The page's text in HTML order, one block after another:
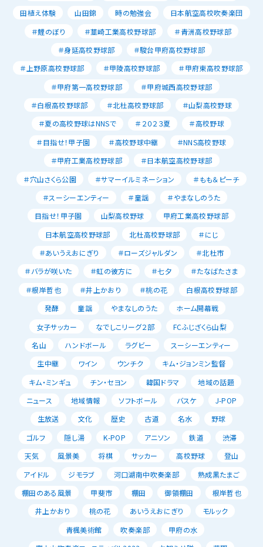
田植え体験
山田錦 時の勉強会
日本航空高校吹奏楽団
＃鯉のぼり
＃韮崎工業高校野球部
＃青洲高校野球部
＃身延高校野球部
＃駿台甲府高校野球部
＃上野原高校野球部
＃甲陵高校野球部
＃甲府東高校野球部
＃甲府第一高校野球部
＃甲府城西高校野球部
＃白根高校野球部
＃北杜高校野球部
＃山梨高校野球
＃夏の高校野球はNNSで
＃２０２３夏
＃高校野球
＃目指せ！甲子園
＃高校野球中継
＃NNS高校野球
＃甲府工業高校野球部
＃日本航空高校野球部
＃穴山さくら公園
＃サマーイルミネーション
＃もも＆ピーチ
＃スーシーエンティー
＃童謡
＃やまなしのうた
目指せ！甲子園
山梨高校野球
甲府工業高校野球部
日本航空高校野球部
北杜高校野球部
＃にじ
＃あいうえおにぎり
＃ローズジャルダン
＃北杜市
＃バラが咲いた
＃虹の彼方に ＃七夕
＃たなばたさま
＃根岸哲也
＃井上かおり ＃桃の花
白根高校野球部
発酵
童謡 やまなしのうた
ホーム開幕戦
女子サッカー
なでしこリーグ２部
FCふじざくら山梨
名山
ハンドボール ラグビー
スーシーエンティー
生中継
ワイン ウンチク
キム・ジョンミン監督
キム・ミンギュ
チン・セヨン 韓国ドラマ
地域の話題
ニュース
地域情報 ソフトボール バスケ
J-POP
生放送
文化 歴史 古道 名水
野球
ゴルフ
隠し湯 K-POP アニソン 鉄道
渋滞
天気
風景美 将棋 サッカー 高校野球
登山
アイドル
ジモラブ 河口湖南中吹奏楽部
熟成黒たまご
棚田のある風景
甲斐市 棚田 御領棚田
根岸哲也
井上かおり
桃の花 あいうえおにぎり
モルック
青楓美術館
吹奏楽部
甲府の水